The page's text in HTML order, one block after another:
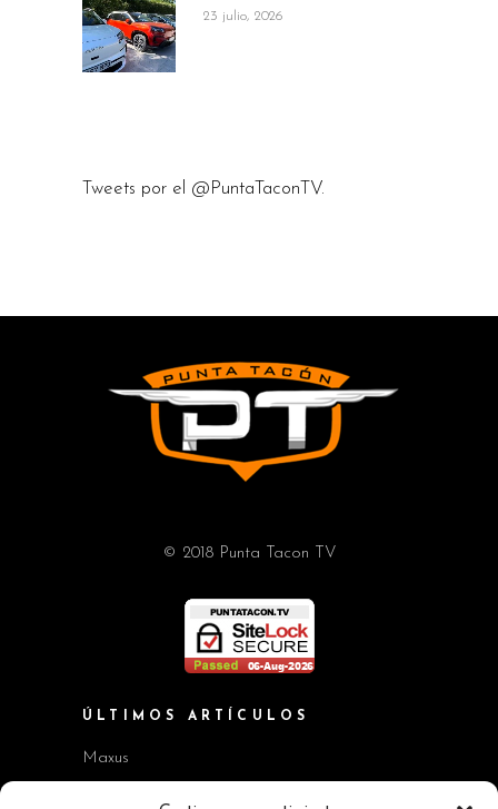
23 julio, 2026
Tweets por el @PuntaTaconTV.
© 2018 Punta Tacon TV
ÚLTIMOS ARTÍCULOS
Maxus
Workshop BMW Neue Klasse